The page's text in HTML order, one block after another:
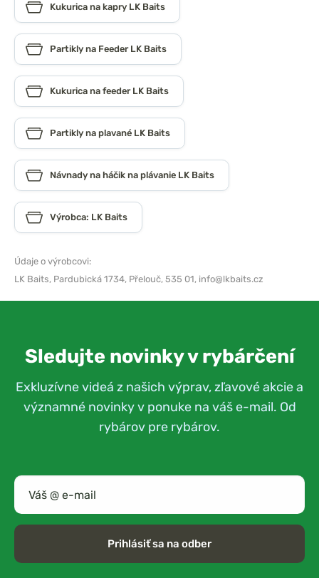
Kukurica na kapry LK Baits
Partikly na Feeder LK Baits
Kukurica na feeder LK Baits
Partikly na plavané LK Baits
Návnady na háčik na plávanie LK Baits
Výrobca: LK Baits
Údaje o výrobcovi:
LK Baits, Pardubická 1734, Přelouč, 535 01, info@lkbaits.cz
Sledujte novinky v rybárčení
Exkluzívne videá z našich výprav, zľavové akcie a
významné novinky v ponuke na váš e-mail. Od
rybárov pre rybárov.
Prihlásiť sa na odber